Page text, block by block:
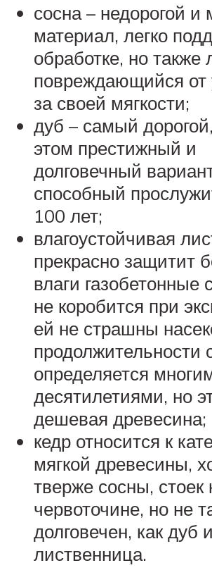
сосна – недорогой и
материал, легко
обработке, но также
повреждающийся от
за своей мягкости;
дуб – самый
этом престижный и
долговечный
способный
100 лет;
влагоустойчивая
прекрасно защитит
влаги газобетонные
не коробится при
ей не страшны
продолжительности
определяется
десятилетиями, но
дешевая древесина;
кедр относится к
мягкой древесины,
тверже сосны, стоек
червоточине, но не
долговечен, как дуб
лиственница.